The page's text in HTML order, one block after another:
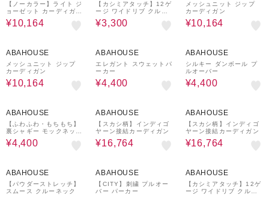
【ノーカラー】ライト ジ
ョーゼット カーディガン
/ ボタンレスカーディガ
ン
¥10,164
【カシミアタッチ】12ゲ
ージ ワイドリブ クルー
ネック ニット
¥3,300
メッシュニット ジップ
カーディガン
¥10,164
ABAHOUSE
メッシュニット ジップ
カーディガン
¥10,164
ABAHOUSE
エレガント スウェットパ
ーカー
¥4,400
ABAHOUSE
シルキー ダンボール プ
ルオーバー
¥4,400
ABAHOUSE
【ふわふわ・もちもち】
裏シャギー モックネック
プルオーバー
¥4,400
ABAHOUSE
【スカシ柄】インディゴ
ヤーン接結カーディガン
¥16,764
ABAHOUSE
【スカシ柄】インディゴ
ヤーン接結カーディガン
¥16,764
ABAHOUSE
【パウダーストレッチ】
スムース クルーネック
ABAHOUSE
【CITY】刺繍 プルオー
バー パーカー
ABAHOUSE
【カシミアタッチ】12ゲ
ージ ワイドリブ クルー